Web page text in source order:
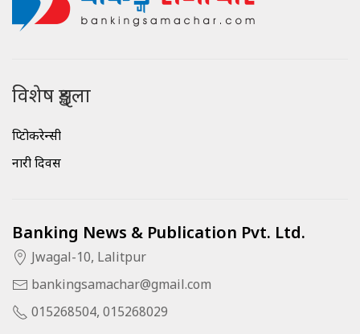
विशेष शृङ्खला
क्रिप्टोकरेन्सी
नारी दिवस
Banking News & Publication Pvt. Ltd.
Jwagal-10, Lalitpur
bankingsamachar@gmail.com
015268504, 015268029